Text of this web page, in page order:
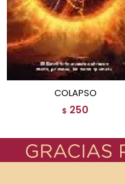
COLAPSO
$ 250